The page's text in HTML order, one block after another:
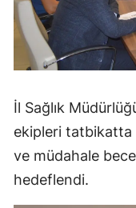
İl Sağlık
ekipleri tatbikatta
ve müdahale
hedeflendi.